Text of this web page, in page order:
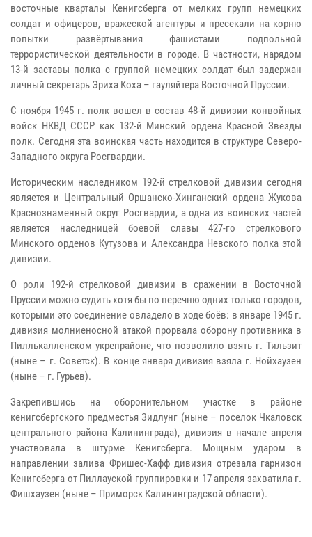
восточные кварталы Кенигсберга от мелких групп немецких
солдат и офицеров, вражеской агентуры и пресекали на корню
попытки развёртывания фашистами подпольной
террористической деятельности в городе. В частности, нарядом
13-й заставы полка с группой немецких солдат был задержан
личный секретарь Эриха Коха – гауляйтера Восточной Пруссии.
С ноября 1945 г. полк вошел в состав 48-й дивизии конвойных
войск НКВД СССР как 132-й Минский ордена Красной Звезды
полк. Сегодня эта воинская часть находится в структуре Северо-
Западного округа Росгвардии.
Историческим наследником 192-й стрелковой дивизии сегодня
является и Центральный Оршанско-Хинганский ордена Жукова
Краснознаменный округ Росгвардии, а одна из воинских частей
является наследницей боевой славы 427-го стрелкового
Минского орденов Кутузова и Александра Невского полка этой
дивизии.
О роли 192-й стрелковой дивизии в сражении в Восточной
Пруссии можно судить хотя бы по перечню одних только городов,
которыми это соединение овладело в ходе боёв: в январе 1945 г.
дивизия молниеносной атакой прорвала оборону противника в
Пиллькалленском укрепрайоне, что позволило взять г. Тильзит
(ныне – г. Советск). В конце января дивизия взяла г. Нойхаузен
(ныне – г. Гурьев).
Закрепившись на оборонительном участке в районе
кенигсбергского предместья Зидлунг (ныне – поселок Чкаловск
центрального района Калининграда), дивизия в начале апреля
участвовала в штурме Кенигсберга. Мощным ударом в
направлении залива Фришес-Хафф дивизия отрезала гарнизон
Кенигсберга от Пиллауской группировки и 17 апреля захватила г.
Фишхаузен (ныне – Приморск Калининградской области).